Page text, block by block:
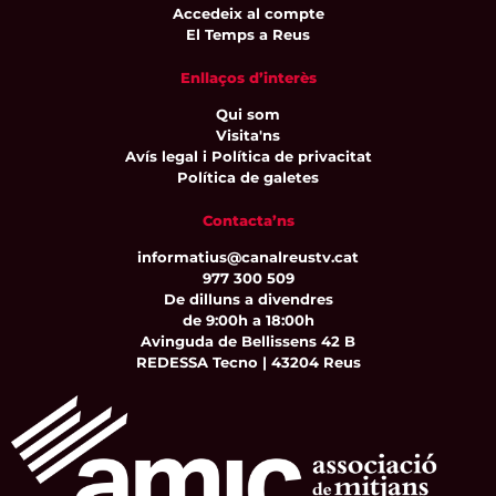
Accedeix al compte
El Temps a Reus
Enllaços d’interès
Qui som
Visita'ns
Avís legal i Política de privacitat
Política de galetes
Contacta’ns
informatius@canalreustv.cat
977 300 509
De dilluns a divendres
de 9:00h a 18:00h
Avinguda de Bellissens 42 B
REDESSA Tecno | 43204 Reus